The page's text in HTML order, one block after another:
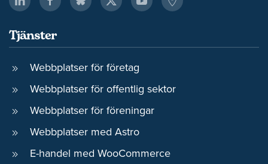
Tjänster
Webbplatser för företag
Webbplatser för offentlig sektor
Webbplatser för föreningar
Webbplatser med Astro
E-handel med WooCommerce